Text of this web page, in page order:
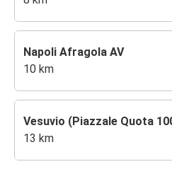
Napoli Afragola AV
10 km
Vesuvio (Piazzale Quota
13 km